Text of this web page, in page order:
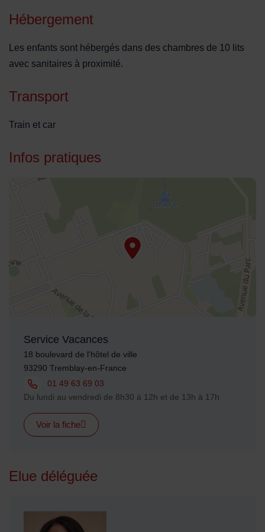
Hébergement
Les enfants sont hébergés dans des chambres de 10 lits
avec sanitaires à proximité.
Transport
Train et car
Infos pratiques
48.951202,2.570753
Service Vacances
Adresse :
18 boulevard de l'hôtel de ville
93290 Tremblay-en-France
Tél. :
01 49 63 69 03
Horaires :
Du lundi au vendredi de 8h30 à 12h et de 13h à 17h
Voir la fiche
Elue déléguée